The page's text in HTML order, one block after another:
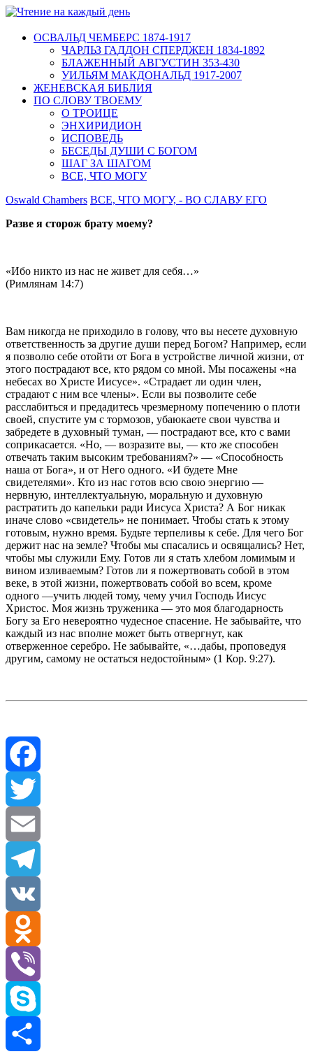
ОСВАЛЬД ЧЕМБЕРС 1874-1917
ЧАРЛЬЗ ГАДДОН СПЕРДЖЕН 1834-1892
БЛАЖЕННЫЙ АВГУСТИН 353-430
УИЛЬЯМ МАКДОНАЛЬД 1917-2007
ЖЕНЕВСКАЯ БИБЛИЯ
ПО СЛОВУ ТВОЕМУ
О ТРОИЦЕ
ЭНХИРИДИОН
ИСПОВЕДЬ
БЕСЕДЫ ДУШИ С БОГОМ
ШАГ ЗА ШАГОМ
ВСЕ, ЧТО МОГУ
Oswald Chambers ВСЕ, ЧТО МОГУ, - ВО СЛАВУ ЕГО
Разве я сторож брату моему?
«Ибо никто из нас не живет для себя…»
(Римлянам 14:7)
Вам никогда не приходило в голову, что вы несете духовную
ответственность за другие души перед Богом? Например, если
я позволю себе отойти от Бога в устройстве личной жизни, от
этого пострадают все, кто рядом со мной. Мы посажены «на
небесах во Христе Иисусе». «Страдает ли один член,
страдают с ним все члены». Если вы позволите себе
расслабиться и предадитесь чрезмерному попечению о плоти
своей, спустите ум с тормозов, убаюкаете свои чувства и
забредете в духовный туман, — пострадают все, кто с вами
соприкасается. «Но, — возразите вы, — кто же способен
отвечать таким высоким требованиям?» — «Способность
наша от Бога», и от Него одного. «И будете Мне
свидетелями». Кто из нас готов всю свою энергию —
нервную, интеллектуальную, моральную и духовную
растратить до капельки ради Иисуса Христа? А Бог никак
иначе слово «свидетель» не понимает. Чтобы стать к этому
готовым, нужно время. Будьте терпеливы к себе. Для чего Бог
держит нас на земле? Чтобы мы спасались и освящались? Нет,
чтобы мы служили Ему. Готов ли я стать хлебом ломимым и
вином изливаемым? Готов ли я пожертвовать собой в этом
веке, в этой жизни, пожертвовать собой во всем, кроме
одного —учить людей тому, чему учил Господь Иисус
Христос. Моя жизнь труженика — это моя благодарность
Богу за Его невероятно чудесное спасение. Не забывайте, что
каждый из нас вполне может быть отвергнут, как
отверженное серебро. Не забывайте, «…дабы, проповедуя
другим, самому не остаться недостойным» (1 Кор. 9:27).
Facebook
Twitter
Email
Telegram
VK
Odnoklassniki
Viber
Skype